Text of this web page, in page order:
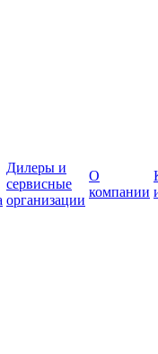
Дилеры и
сервисные
организации
О
компании